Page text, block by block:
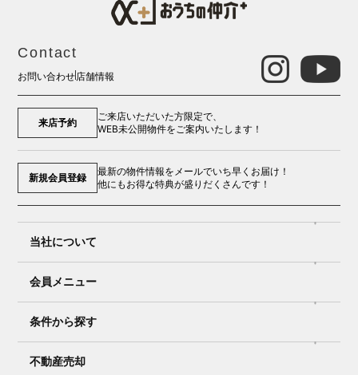
Contact
お問い合わせ店舗情報
来店予約
ご来店いただいた方限定で、
WEB未公開物件をご案内いたします！
新規会員登録
最新の物件情報をメールでいち早くお届け！
他にもお得な特典が盛りだくさんです！
当社について
会員メニュー
条件から探す
不動産売却